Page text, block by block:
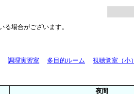
場合がございます。
調理実習室 多目的ルーム 視聴覚室（小）
夜間